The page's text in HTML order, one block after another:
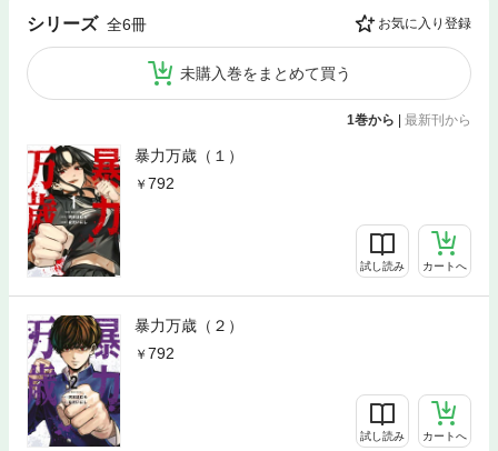
シリーズ 全6冊 お気に入り登録
未購入巻をまとめて買う
1巻から | 最新刊から
暴力万歳（１）
792
試し読み カートへ
暴力万歳（２）
792
試し読み カートへ